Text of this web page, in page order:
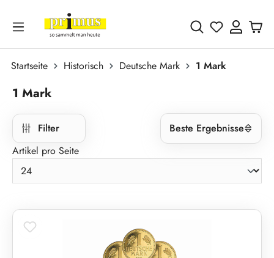
Zum Hauptinhalt springen
Du hast 0
Startseite Historisch Deutsche Mark 1 Mark
1 Mark
Filter
Beste Ergebnisse
Artikel pro Seite